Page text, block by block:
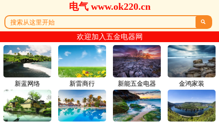
电气 www.ok220.cn

欢迎加入五金电器网
新蓝网络 新雷商行 新能五金电器 金鸿家装